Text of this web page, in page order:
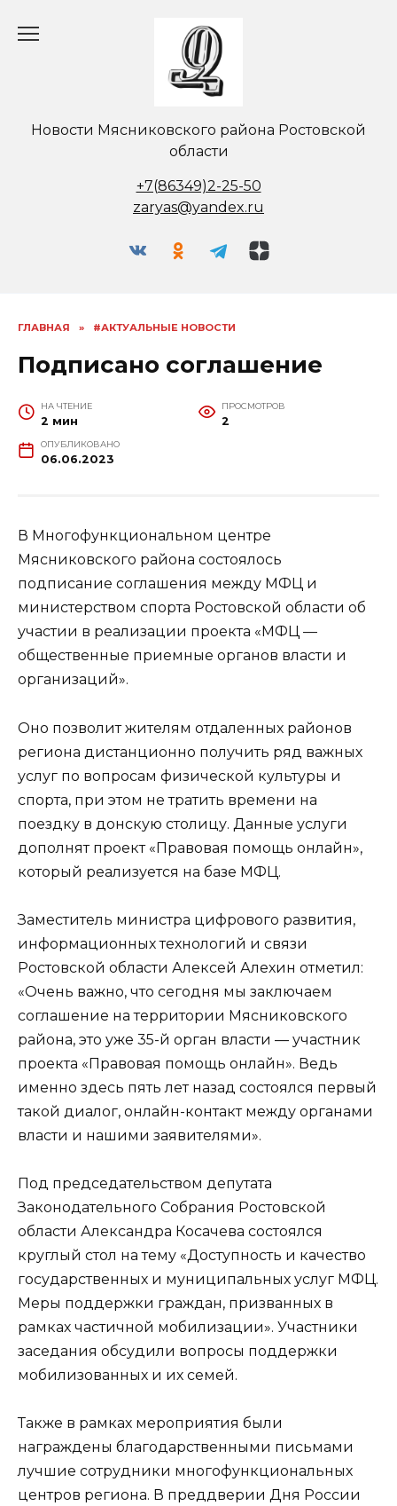
Новости Мясниковского района Ростовской
области
+7(86349)2-25-50
zaryas@yandex.ru
ГЛАВНАЯ » #АКТУАЛЬНЫЕ НОВОСТИ
Подписано соглашение
НА ЧТЕНИЕ
2 мин
ПРОСМОТРОВ
2
ОПУБЛИКОВАНО
06.06.2023
В Многофункциональном центре
Мясниковского района состоялось
подписание соглашения между МФЦ и
министерством спорта Ростовской области об
участии в реализации проекта «МФЦ —
общественные приемные органов власти и
организаций».
Оно позволит жителям отдаленных районов
региона дистанционно получить ряд важных
услуг по вопросам физической культуры и
спорта, при этом не тратить времени на
поездку в донскую столицу. Данные услуги
дополнят проект «Правовая помощь онлайн»,
который реализуется на базе МФЦ.
Заместитель министра цифрового развития,
информационных технологий и связи
Ростовской области Алексей Алехин отметил:
«Очень важно, что сегодня мы заключаем
соглашение на территории Мясниковского
района, это уже 35-й орган власти — участник
проекта «Правовая помощь онлайн». Ведь
именно здесь пять лет назад состоялся первый
такой диалог, онлайн-контакт между органами
власти и нашими заявителями».
Под председательством депутата
Законодательного Собрания Ростовской
области Александра Косачева состоялся
круглый стол на тему «Доступность и качество
государственных и муниципальных услуг МФЦ.
Меры поддержки граждан, призванных в
рамках частичной мобилизации». Участники
заседания обсудили вопросы поддержки
мобилизованных и их семей.
Также в рамках мероприятия были
награждены благодарственными письмами
лучшие сотрудники многофункциональных
центров региона. В преддверии Дня России